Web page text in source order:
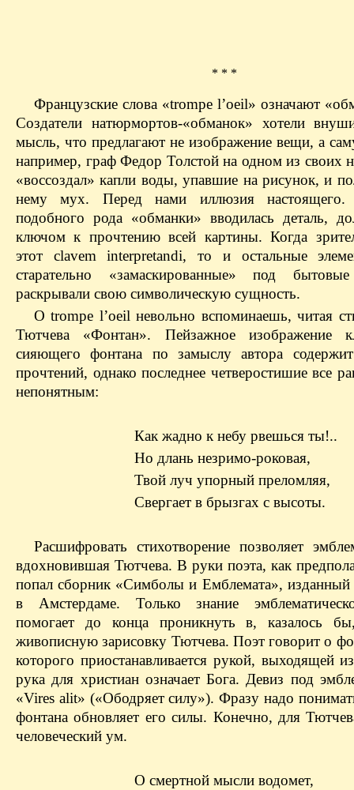
* * *
Французские слова «trompe l’oeil» означают
Создатели натюрмортов-«обманок» хотели
мысль, что предлагают не изображение вещи, а
например, граф Федор Толстой на одном из своих
«воссоздал» капли воды, упавшие на рисунок, и
нему мух. Перед нами иллюзия
подобного рода «обманки» вводилась деталь,
ключом к прочтению всей картины. Когда
этот clavem interpretandi, то и остальные
старательно «замаскированные» под
раскрывали свою символическую сущность.
О trompe l’oeil невольно вспоминаешь, читая
Тютчева «Фонтан». Пейзажное изображение
сияющего фонтана по замыслу автора
прочтений, однако последнее четверостишие все
непонятным:
Как жадно к небу рвешься ты!..
Но длань незримо-роковая,
Твой луч упорный преломляя,
Свергает в брызгах с высоты.
Расшифровать стихотворение позволяет
вдохновившая Тютчева. В руки поэта, как
попал сборник «Симболы и Емблемата», изданный
в Амстердаме. Только знание
помогает до конца проникнуть в, казалось
живописную зарисовку Тютчева. Поэт говорит о
которого приостанавливается рукой, выходящей
рука для христиан означает Бога. Девиз под
«Vires alit» («Ободряет силу»). Фразу надо
фонтана обновляет его силы. Конечно, для
человеческий ум.
О смертной мысли водомет,